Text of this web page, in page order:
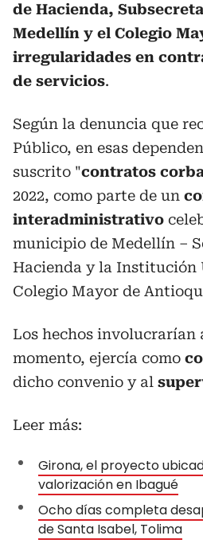
de Hacienda,
Medellín y el Colegio
irregularidades en
de servicios.
Según la denuncia que
Público, en esas
suscrito "contratos
2022, como parte de un
interadministrativo
municipio de Medellín –
Hacienda y la Institución
Colegio Mayor de
Los hechos involucrarían
momento, ejercía como
dicho convenio y al
Leer más:
Girona, el proyecto
valorización en Ibagué
Ocho días completa
de Santa Isabel, Tolima